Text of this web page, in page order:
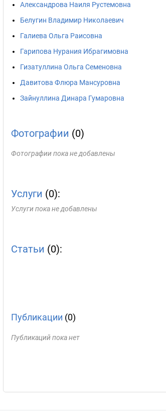
Александрова Наиля Рустемовна
Белугин Владимир Николаевич
Галиева Ольга Раисовна
Гарипова Нурания Ибрагимовна
Гизатуллина Ольга Семеновна
Давитова Флюра Мансуровна
Зайнуллина Динара Гумаровна
Фотографии (0)
Фотографии пока не добавлены
Услуги (0):
Услуги пока не добавлены
Статьи (0):
Публикации (0)
Публикаций пока нет